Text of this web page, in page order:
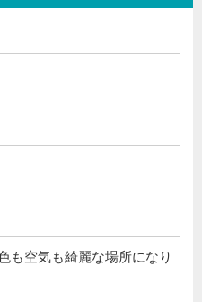
も空気も綺麗な場所になり